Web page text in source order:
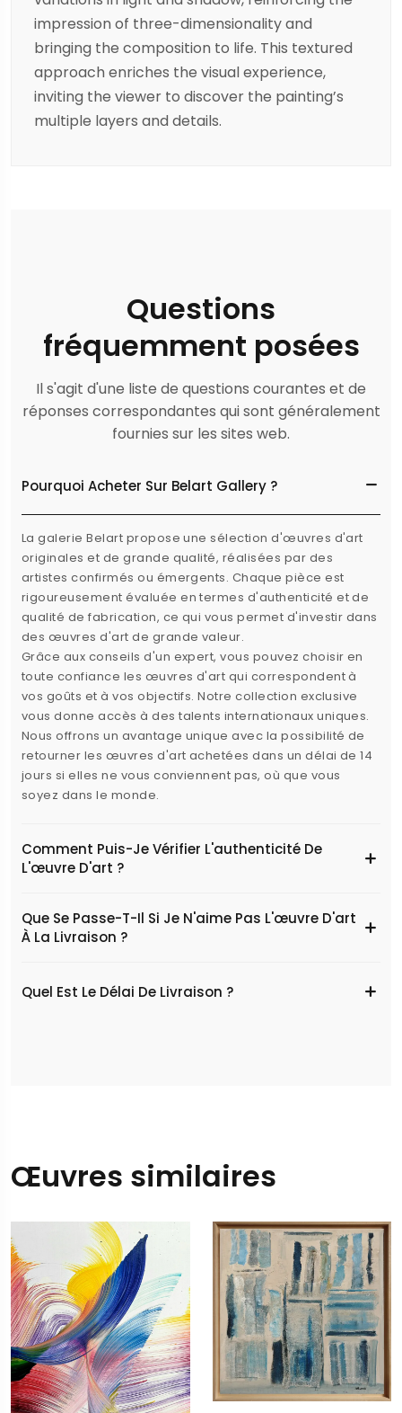
impression of three-dimensionality and
bringing the composition to life. This textured
approach enriches the visual experience,
inviting the viewer to discover the painting’s
multiple layers and details.
Questions
fréquemment posées
Il s'agit d'une liste de questions courantes et de
réponses correspondantes qui sont généralement
fournies sur les sites web.
Pourquoi Acheter Sur Belart Gallery ?
La galerie Belart propose une sélection d'œuvres d'art
originales et de grande qualité, réalisées par des
artistes confirmés ou émergents. Chaque pièce est
rigoureusement évaluée en termes d'authenticité et de
qualité de fabrication, ce qui vous permet d'investir dans
des œuvres d'art de grande valeur.
Grâce aux conseils d'un expert, vous pouvez choisir en
toute confiance les œuvres d'art qui correspondent à
vos goûts et à vos objectifs. Notre collection exclusive
vous donne accès à des talents internationaux uniques.
Nous offrons un avantage unique avec la possibilité de
retourner les œuvres d'art achetées dans un délai de 14
jours si elles ne vous conviennent pas, où que vous
soyez dans le monde.
Comment Puis-Je Vérifier L'authenticité De
L'œuvre D'art ?
Que Se Passe-T-Il Si Je N'aime Pas L'œuvre D'art
À La Livraison ?
Quel Est Le Délai De Livraison ?
Œuvres similaires